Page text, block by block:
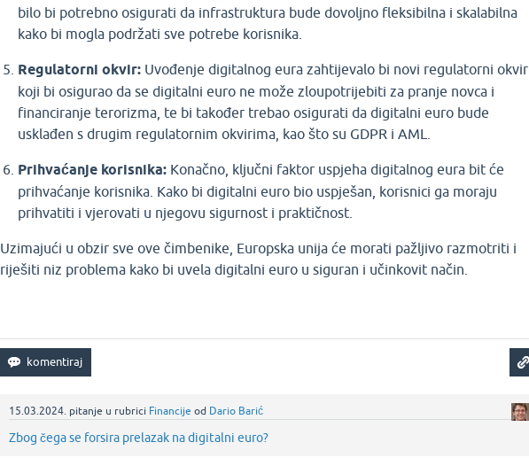
bilo bi potrebno osigurati da infrastruktura bude dovoljno fleksibilna i skalabilna
kako bi mogla podržati sve potrebe korisnika.
Regulatorni okvir:Uvođenje digitalnog eura zahtijevalo bi novi regulatorni okvir
koji bi osigurao da se digitalni euro ne može zloupotrijebiti za pranje novca i
financiranje terorizma, te bi također trebao osigurati da digitalni euro bude
usklađen s drugim regulatornim okvirima, kao što su GDPR i AML.
Prihvaćanje korisnika: Konačno, ključni faktor uspjeha digitalnog eura bit će
prihvaćanje korisnika. Kako bi digitalni euro bio uspješan, korisnici ga moraju
prihvatiti i vjerovati u njegovu sigurnost i praktičnost.
Uzimajući u obzir sve ove čimbenike, Europska unija će morati pažljivo razmotriti i
riješiti niz problema kako bi uvela digitalni euro u siguran i učinkovit način.
15.03.2024. pitanje u rubrici Financije od Dario Barić
Zbog čega se forsira prelazak na digitalni euro?